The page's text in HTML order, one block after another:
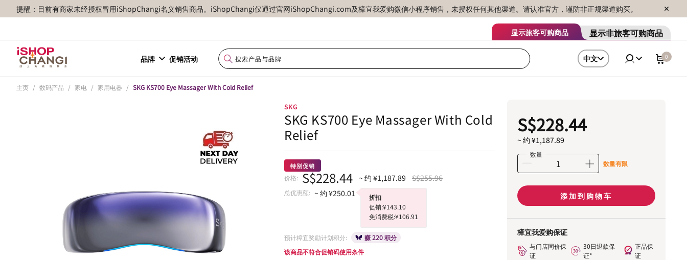
提醒：目前有商家未经授权冒用iShopChangi名义销售商品。iShopChangi仅通过官网iShopChangi.com及樟宜我爱购微信小程序销售，未授权任何其他渠道。请认准官方，谨防非正规渠道购买。
显示旅客可购商品 显示非旅客可购商品
品牌 促销活动 中文 0
主页 / 数码产品 / 家电 / 家用电器 / SKG KS700 Eye Massager With Cold Relief
SKG
SKG KS700 Eye Massager With Cold
Relief
特别促销
价格: S$228.44 ~ 约 ¥1,187.89 S$255.96
总优惠额: ~ 约 ¥250.01
折扣
促销:¥143.10
免消费税:¥106.91
预计樟宜奖励计划积分:
赚 220 积分
该商品不符合促销码使用条件
S$228.44
~ 约 ¥1,187.89
数量
数量有限
添加到购物车
樟宜我爱购保证
与门店同价保
证
30日退款保
证*
正品保
证